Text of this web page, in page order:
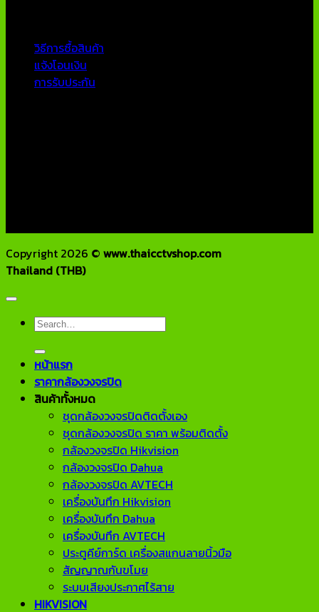
วิธีการซื้อสินค้า
แจ้งโอนเงิน
การรับประกัน
Copyright 2026 © www.thaicctvshop.com
Thailand (THB)
Search
หน้าแรก
ราคากล้องวงจรปิด
สินค้าทั้งหมด
ชุดกล้องวงจรปิดติดตั้งเอง
ชุดกล้องวงจรปิด ราคา พร้อมติดตั้ง
กล้องวงจรปิด Hikvision
กล้องวงจรปิด Dahua
กล้องวงจรปิด AVTECH
เครื่องบันทึก Hikvision
เครื่องบันทึก Dahua
เครื่องบันทึก AVTECH
ประตูคีย์การ์ด เครื่องสแกนลายนิ้วมือ
สัญญาณกันขโมย
ระบบเสียงประกาศไร้สาย
HIKVISION